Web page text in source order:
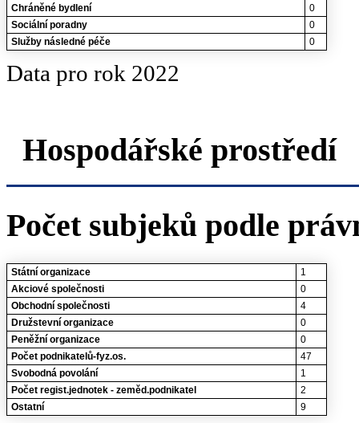
Chráněné bydlení
0
Sociální poradny
0
Služby následné péče
0
Data pro rok 2022
Hospodářské prostředí
Počet subjeků podle
Státní organizace
1
Akciové společnosti
0
Obchodní společnosti
4
Družstevní organizace
0
Peněžní organizace
0
Počet podnikatelů-fyz.os.
47
Svobodná povolání
1
Počet regist.jednotek - zeměd.podnikatel
2
Ostatní
9